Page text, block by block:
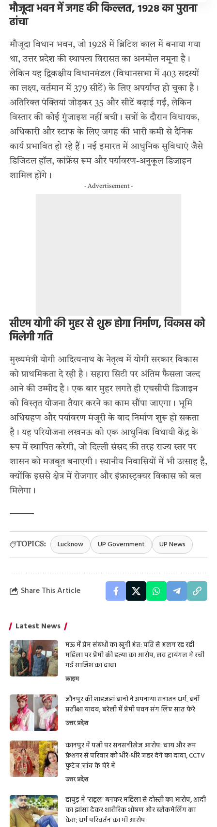
मौजूदा भवन में जगह की किल्लत, 1928 का पुराना
ढांचा
मौजूदा विधान भवन, जो 1928 में ब्रिटिश काल में बनाया गया
था, उत्तर प्रदेश की स्थापत्य विरासत का अनमोल नमूना है।
लेकिन यह द्विकक्षीय विधानमंडल (विधानसभा में 403 सदस्यों
का लक्ष्य, वर्तमान में 379 सीटें) के लिए अपर्याप्त हो चुका है।
अतिरिक्त पंक्तियां जोड़कर 35 और सीटें बढ़ाई गईं, लेकिन
विस्तार की कोई गुंजाइश नहीं बची। सत्रों के दौरान विधायक,
अधिकारी और स्टाफ के लिए जगह की भारी कमी से दैनिक
कार्य प्रभावित हो रहे हैं। नई इमारत में आधुनिक सुविधाएं जैसे
डिजिटल हॉल, कांफ्रेंस रूम और पर्यावरण-अनुकूल डिजाइन
शामिल होंगे।
- Advertisement -
सीएम योगी की मुहर से शुरू होगा निर्माण, विकास को
मिलेगी गति
मुख्यमंत्री योगी आदित्यनाथ के नेतृत्व में योगी सरकार विकास
को प्राथमिकता दे रही है। सहारा सिटी पर अंतिम फैसला जल्द
आने की उम्मीद है। एक बार मुहर लगते ही एचसीपी डिजाइन
को विस्तृत योजना तैयार करने का काम सौंपा जाएगा। भूमि
अधिग्रहण और पर्यावरण मंजूरी के बाद निर्माण शुरू हो सकता
है। यह परियोजना लखनऊ को एक आधुनिक विधायी केंद्र के
रूप में स्थापित करेगी, जो दिल्ली संसद की तरह राज्य स्तर पर
शासन को मजबूत बनाएगी। स्थानीय निवासियों में भी उत्साह है,
क्योंकि इससे क्षेत्र में रोजगार और इंफ्रास्ट्रक्चर विकास को बल
मिलेगा।
TOPICS: Lucknow UP Government UP News
Share This Article
Latest News
मऊ में प्रेम संबंधों का खूनी अंत: पति से अलग रह रही
महिला पर प्रेमी की हत्या का आरोप, लव ट्रायंगल में रची
गई साजिश का दावा
क्राइम
जौनपुर की शाहजहां बानो ने अपनाया सनातन धर्म, बनीं
प्रतीक्षा यादव; बरेली में प्रेमी पवन संग लिए सात फेरे
उत्तर प्रदेश
कानपुर में पत्नी पर सनसनीखेज आरोप: चाय और रूम
फ्रेशनर से परिवार को धीरे-धीरे जहर देने का दावा, CCTV
फुटेज जांच के घेरे में
उत्तर प्रदेश
हापुड़ में ‘राहुल’ बनकर महिला से दोस्ती का आरोप, शादी
का झांसा देकर शारीरिक शोषण और ब्लैकमेलिंग का
केस; धर्म परिवर्तन का भी आरोप